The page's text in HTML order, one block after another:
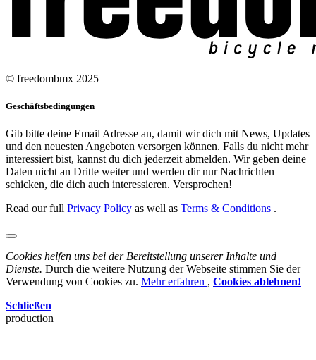
© freedombmx 2025
Geschäftsbedingungen
Gib bitte deine Email Adresse an, damit wir dich mit News, Updates
und den neuesten Angeboten versorgen können. Falls du nicht mehr
interessiert bist, kannst du dich jederzeit abmelden. Wir geben deine
Daten nicht an Dritte weiter und werden dir nur Nachrichten
schicken, die dich auch interessieren. Versprochen!
Read our full Privacy Policy as well as Terms & Conditions .
Cookies helfen uns bei der Bereitstellung unserer Inhalte und
Dienste. Durch die weitere Nutzung der Webseite stimmen Sie der
Verwendung von Cookies zu. Mehr erfahren , Cookies ablehnen!
Schließen
production